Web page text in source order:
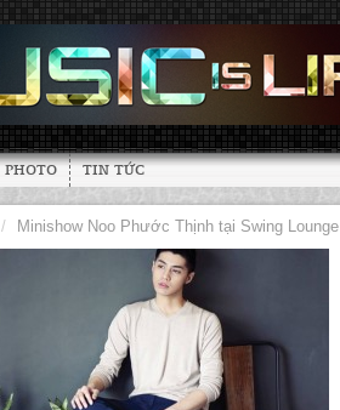
PHOTO TIN TỨC
/ Minishow Noo Phước Thịnh tại Swing Lounge